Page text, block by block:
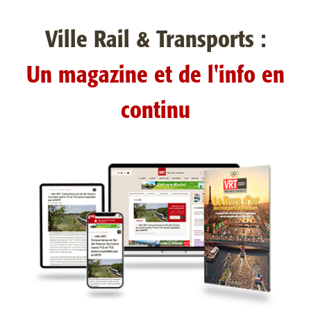
Ville Rail & Transports :
Un magazine et de l'info en
continu